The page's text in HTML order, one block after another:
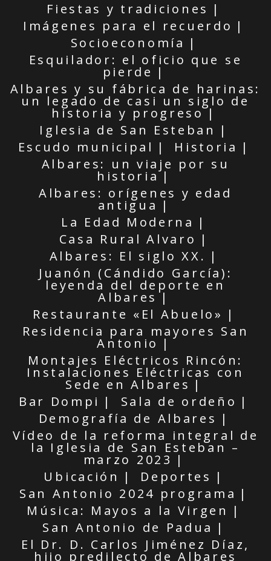
Fiestas y tradiciones
Imágenes para el recuerdo
Socioeconomía
Esquilador: el oficio que se
pierde
Albares y su fábrica de harinas:
un legado de casi un siglo de
historia y progreso
Iglesia de San Esteban
Escudo municipal
Historia
Albares: un viaje por su
historia
Albares: orígenes y edad
antigua
La Edad Moderna
Casa Rural Alvaro
Albares: El siglo XX.
Juanón (Cándido García):
leyenda del deporte en
Albares
Restaurante «El Abuelo»
Residencia para mayores San
Antonio
Montajes Eléctricos Rincón:
Instalaciones Eléctricas con
Sede en Albares
Bar Dompi
Sala de ordeño
Demografía de Albares
Vídeo de la reforma integral de
la Iglesia de San Esteban –
marzo 2023
Ubicación
Deportes
San Antonio 2024 programa
Música: Mayos a la Virgen
San Antonio de Padua
El Dr. D. Carlos Jiménez Díaz,
hijo predilecto de Albares